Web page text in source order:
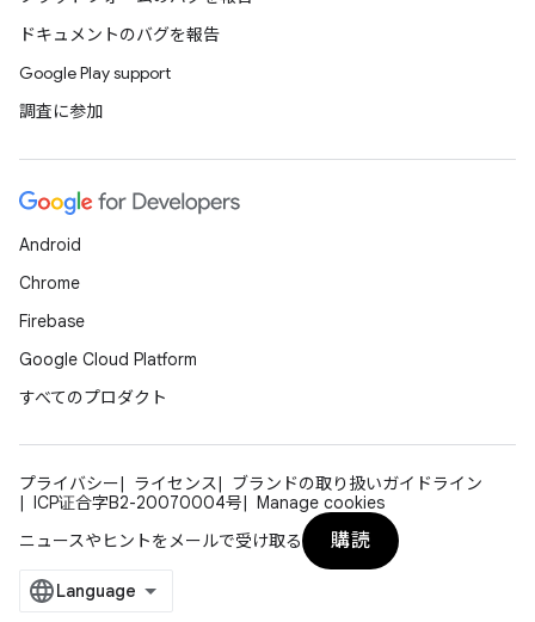
ドキュメントのバグを報告
Google Play support
調査に参加
Android
Chrome
Firebase
Google Cloud Platform
すべてのプロダクト
プライバシー ライセンス
ブランドの取り扱いガイドライン
ICP证合字B2-20070004号
Manage cookies
ニュースやヒントをメールで受け取る
購読